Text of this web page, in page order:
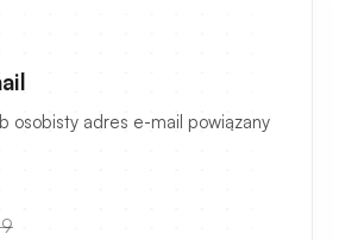
osobisty adres e-mail powiązany